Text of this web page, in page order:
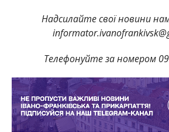
Надсилайте свої новини
Телефонуйте за номером